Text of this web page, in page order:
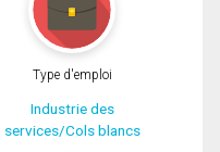
Type d'emploi
Industrie des
services/Cols blancs